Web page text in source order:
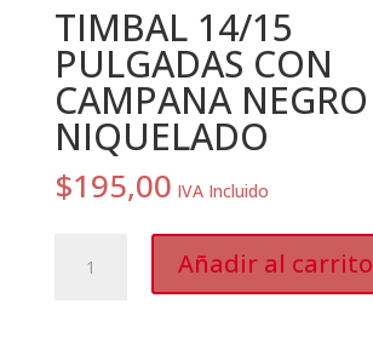
TIMBAL 14/15
PULGADAS CON
CAMPANA NEGRO
NIQUELADO
$195,00 IVA Incluido
14/15
Añadir al carrito